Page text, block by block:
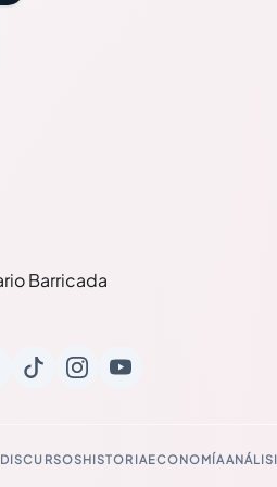
DISCURSOSHISTORIAECONOMÍA